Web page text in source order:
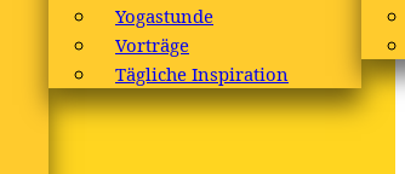
Yogastunde
Vorträge
Tägliche Inspiration